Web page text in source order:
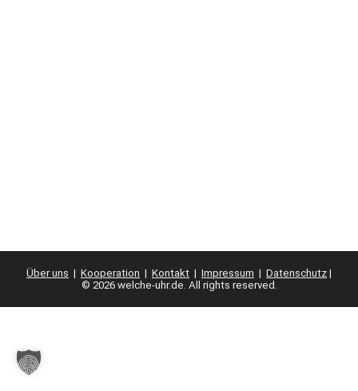
Über uns | Kooperation | Kontakt | Impressum | Datenschutz |
© 2026 welche-uhr.de. All rights reserved.